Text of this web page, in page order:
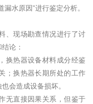
水原因”进行鉴定分析。
、现场勘查情况进行了讨
论：
换热器设备材料成分经鉴
；换热器长期所处的工作
会造成设备损坏。
无直接因果关系，但鉴于